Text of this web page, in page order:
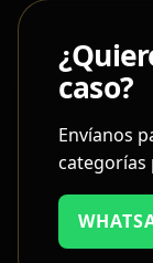
caso?
Envíanos
categorías